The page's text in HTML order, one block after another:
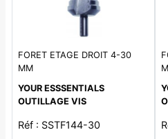
FORET ETAGE DROIT 4-30
MM
YOUR ESSSENTIALS
OUTILLAGE VIS
Réf : SSTF144-30